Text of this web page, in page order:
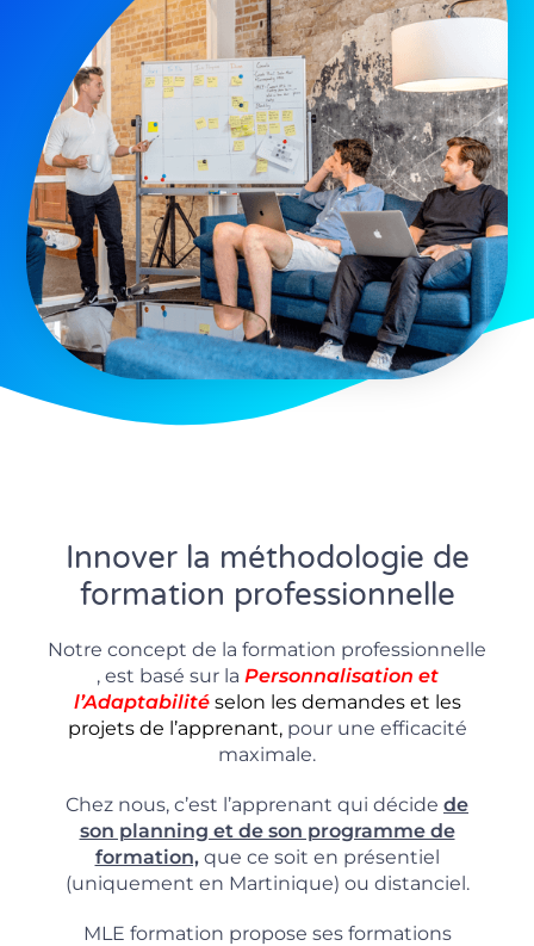
Innover la méthodologie de
formation professionnelle
Notre concept de la formation professionnelle
, est basé sur la Personnalisation et
l’Adaptabilité selon les demandes et les
projets de l’apprenant,pour une efficacité
maximale.
Chez nous, c’est l’apprenant qui décide de
son planning et de son programme de
formation,que ce soit en présentiel
(uniquement en Martinique) ou distanciel.
MLE formation propose ses formations